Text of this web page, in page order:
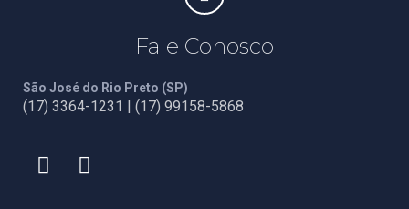
Fale Conosco
São José do Rio Preto (SP)
(17) 3364-1231 | (17) 99158-5868